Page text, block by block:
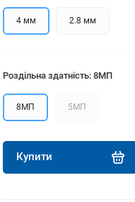
4 мм 2.8 мм
Роздільна здатність: 8МП
8МП 5МП
Купити